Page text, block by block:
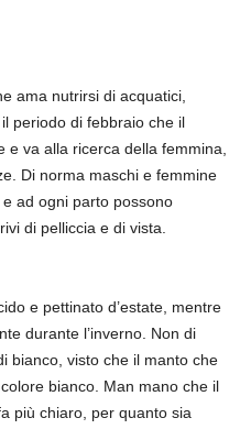
ama nutrirsi di acquatici,
periodo di febbraio che il
va alla ricerca della femmina,
Di norma maschi e femmine
ad ogni parto possono
di pelliccia e di vista.
e pettinato d’estate, mentre
durante l’inverno. Non di
bianco, visto che il manto che
bianco. Man mano che il
più chiaro, per quanto sia